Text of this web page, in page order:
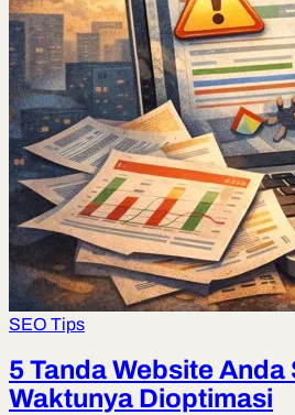
SEO Tips
5 Tanda Website Anda
Waktunya Dioptimasi